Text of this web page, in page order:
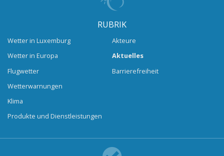
RUBRIK
Wetter in Luxemburg
Wetter in Europa
Flugwetter
Wetterwarnungen
Klima
Produkte und Dienstleistungen
Akteure
Aktuelles
Barrierefreiheit